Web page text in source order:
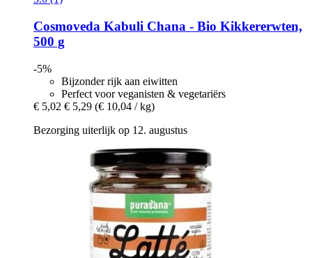
Cosmoveda Kabuli Chana -​ Bio Kikkererwten,
500 g
-5%
Bijzonder rijk aan eiwitten
Perfect voor veganisten & vegetariërs
€ 5,02 € 5,29 (€ 10,04 / kg)
Bezorging uiterlijk op 12. augustus